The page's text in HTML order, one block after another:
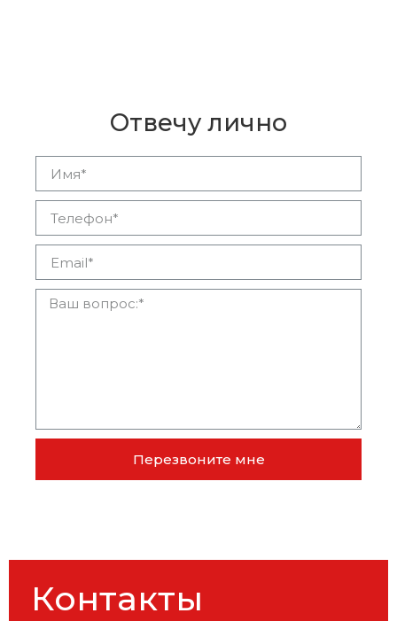
Отвечу лично
Перезвоните мне
Контакты